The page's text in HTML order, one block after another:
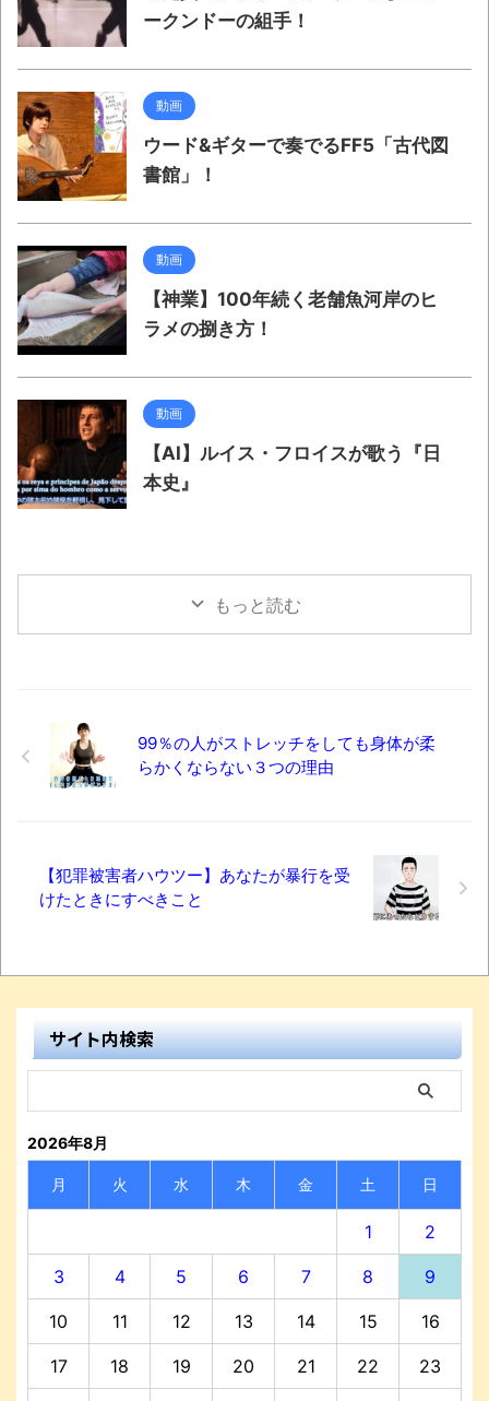
ークンドーの組手！
動画
ウード&ギターで奏でるFF5「古代図
書館」！
動画
【神業】100年続く老舗魚河岸のヒ
ラメの捌き方！
動画
【AI】ルイス・フロイスが歌う『日
本史』
もっと読む
99％の人がストレッチをしても身体が柔
らかくならない３つの理由
【犯罪被害者ハウツー】あなたが暴行を受
けたときにすべきこと
サイト内検索
2026年8月
月 火 水 木 金 土 日
1 2
3 4 5 6 7 8 9
10 11 12 13 14 15 16
17 18 19 20 21 22 23